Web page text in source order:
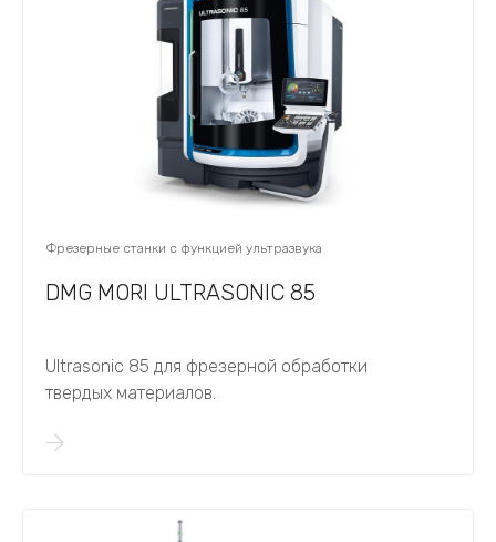
Фрезерные станки с функцией ультразвука
DMG MORI ULTRASONIC 85
Ultrasonic 85 для фрезерной обработки
твердых материалов.